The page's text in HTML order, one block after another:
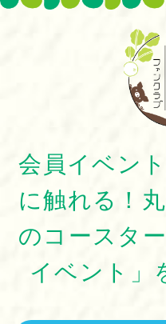
会員イベン
に触れる！
のコースタ
イベント」